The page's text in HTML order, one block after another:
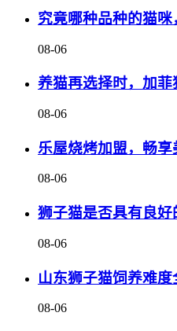
究竟哪种品种的猫咪
08-06
养猫再选择时，加菲
08-06
乐屋烧烤加盟，畅享
08-06
狮子猫是否具有良好
08-06
山东狮子猫饲养难
08-06